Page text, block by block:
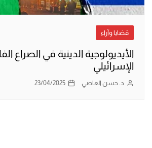
قضايا وآراء
الأيديولوجية الدينية في الصراع
الإسرائيلي
د. حسن العاصي 23/04/2025